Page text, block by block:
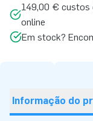
149,00 € custos
online
Em stock?
Informação do